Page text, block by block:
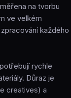
na tvorbu
ve velkém
každého
rychle
Důraz je
creatives) a